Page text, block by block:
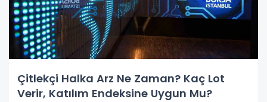
Çitlekçi Halka Arz Ne Zaman? Kaç Lot
Verir, Katılım Endeksine Uygun Mu?